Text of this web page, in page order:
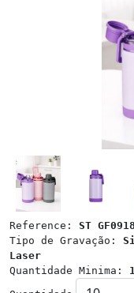
Reference: ST
Tipo de Gravação:
Laser
Quantidade Minima: